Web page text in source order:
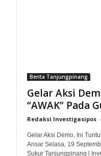
Berita Tanjungpinang
Gelar Aksi
“AWAK” Pada
Redaksi Investigasipos -
Gelar Aksi Demo, Ini
Ansar Selasa, 19
Sukur Tanjungpinang l